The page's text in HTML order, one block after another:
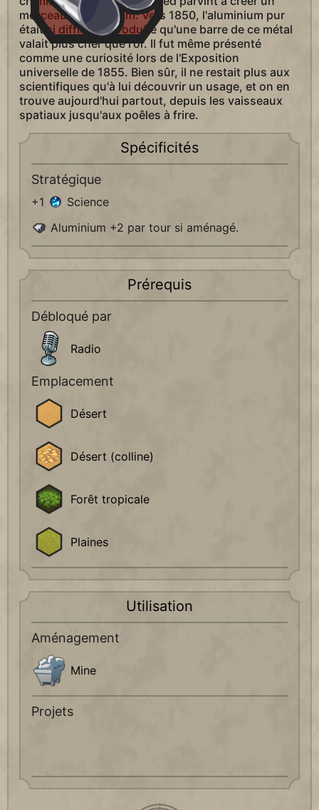
morceau d'aluminium. Vers 1850, l'aluminium pur
était si difficile à produire qu'une barre de ce métal
valait plus cher que l'or. Il fut même présenté
comme une curiosité lors de l'Exposition
universelle de 1855. Bien sûr, il ne restait plus aux
scientifiques qu'à lui découvrir un usage, et on en
trouve aujourd'hui partout, depuis les vaisseaux
spatiaux jusqu'aux poêles à frire.
Spécificités
Stratégique
+1
Science
Aluminium +2 par tour si aménagé.
Prérequis
Débloqué par
Radio
Emplacement
Désert
Désert (colline)
Forêt tropicale
Plaines
Utilisation
Aménagement
Mine
Projets